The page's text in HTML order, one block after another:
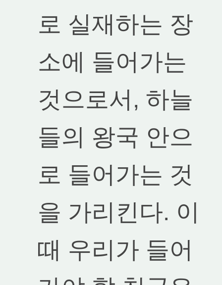
로 실재하는 장
소에 들어가는
것으로서, 하늘
들의 왕국 안으
로 들어가는 것
을 가리킨다. 이
때 우리가 들어